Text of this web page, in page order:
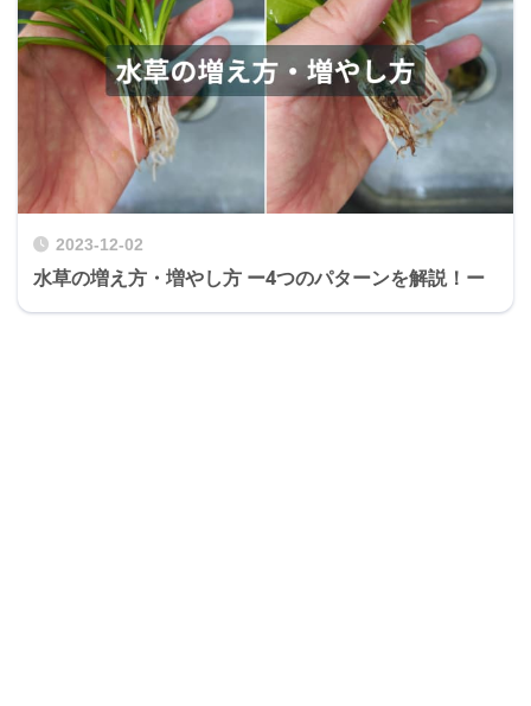
2023-12-02
水草の増え方・増やし方 ー4つのパターンを解説！ー